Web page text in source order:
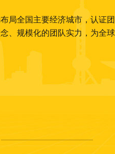
局全国主要经济城市，认证
、规模化的团队实力，为全